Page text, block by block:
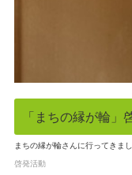
「まちの縁が輪」
まちの縁が輪さんに行ってきまし
啓発活動